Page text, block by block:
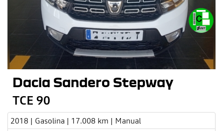
Dacia Sandero Stepway
TCE 90
2018 | Gasolina | 17.008 km | Manual